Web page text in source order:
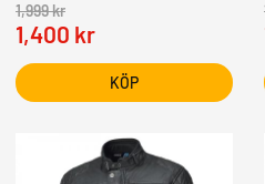
1,999kr
1,400 kr
KÖP